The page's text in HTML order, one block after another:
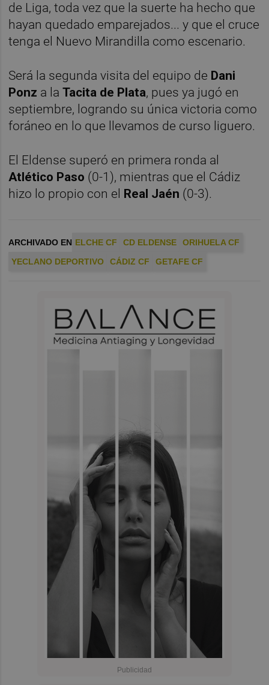
de Liga, toda vez que la suerte ha hecho que
hayan quedado emparejados... y que el cruce
tenga el Nuevo Mirandilla como escenario.
Será la segunda visita del equipo de Dani
Ponz a la Tacita de Plata, pues ya jugó en
septiembre, logrando su única victoria como
foráneo en lo que llevamos de curso liguero.
El Eldense superó en primera ronda al
Atlético Paso (0-1), mientras que el Cádiz
hizo lo propio con el Real Jaén (0-3).
ARCHIVADO EN ELCHE CF CD ELDENSE
ORIHUELA CF
YECLANO DEPORTIVO
CÁDIZ CF GETAFE CF